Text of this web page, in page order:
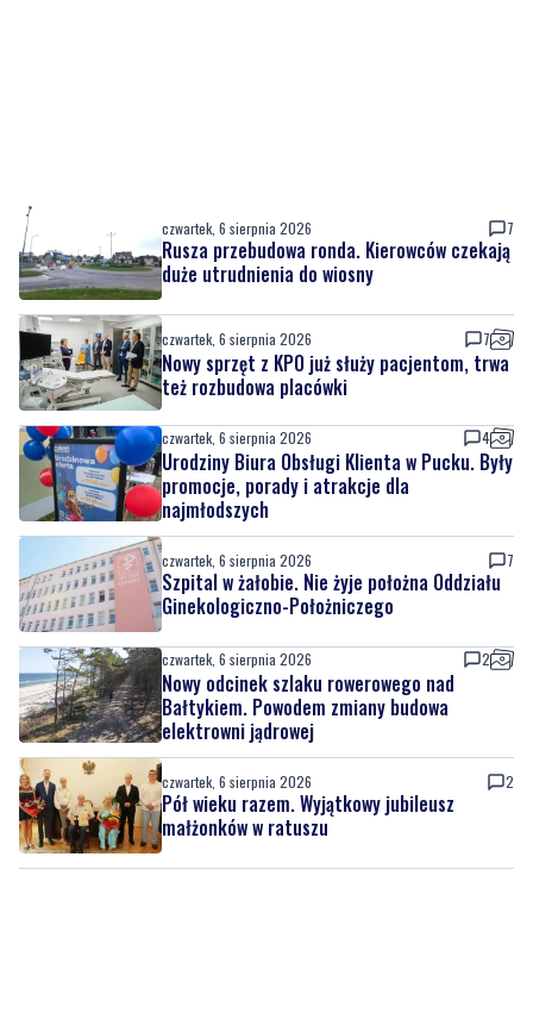
czwartek, 6 sierpnia 2026 7
Rusza przebudowa ronda. Kierowców czekają
duże utrudnienia do wiosny
czwartek, 6 sierpnia 2026 7
Nowy sprzęt z KPO już służy pacjentom, trwa
też rozbudowa placówki
czwartek, 6 sierpnia 2026 4
Urodziny Biura Obsługi Klienta w Pucku. Były
promocje, porady i atrakcje dla
najmłodszych
czwartek, 6 sierpnia 2026 7
Szpital w żałobie. Nie żyje położna Oddziału
Ginekologiczno-Położniczego
czwartek, 6 sierpnia 2026 2
Nowy odcinek szlaku rowerowego nad
Bałtykiem. Powodem zmiany budowa
elektrowni jądrowej
czwartek, 6 sierpnia 2026 2
Pół wieku razem. Wyjątkowy jubileusz
małżonków w ratuszu